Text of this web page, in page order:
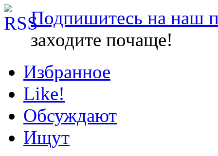
Подпишитесь на наш
заходите почаще!
Избранное
Like!
Обсуждают
Ищут